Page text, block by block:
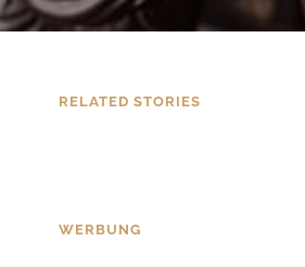
RELATED STORIES
WERBUNG